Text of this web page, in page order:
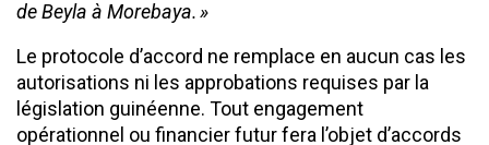
de Beyla à Morebaya. »
Le protocole d’accord ne remplace en aucun cas les
autorisations ni les approbations requises par la
législation guinéenne. Tout engagement
opérationnel ou financier futur fera l’objet d’accords